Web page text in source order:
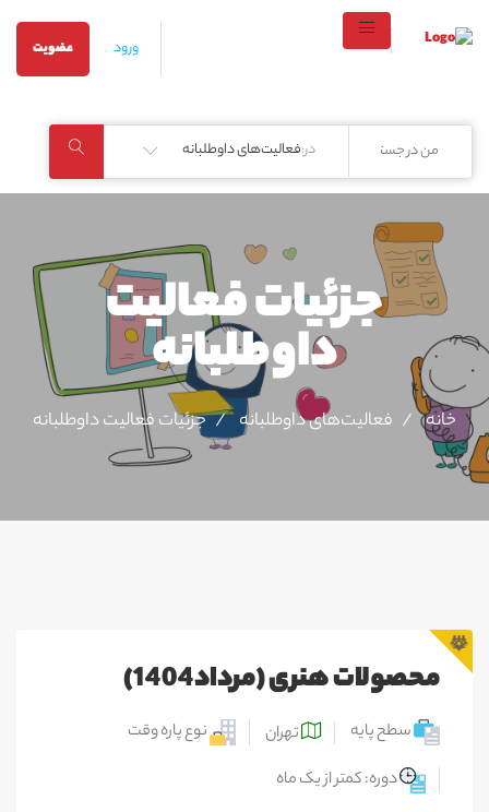
ورود عضویت
در:فعالیت‌های داوطلبانه
جزئیات فعالیت‌
داوطلبانه
خانه فعالیت‌های داوطلبانه جزئیات فعالیت‌ داوطلبانه
محصولات هنری (مرداد1404)
سطح پایه تهران
نوع پاره وقت
دوره: کمتر از یک ماه